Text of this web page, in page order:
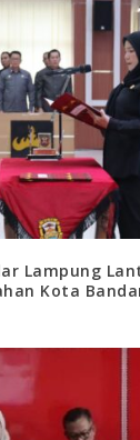
Lampung
Kota